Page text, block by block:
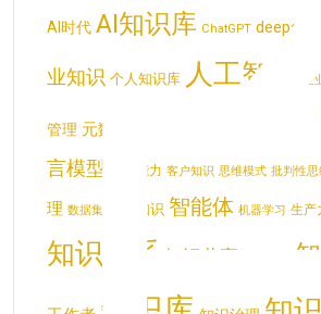
AI时代 AI知识库 ChatGPT deepseek
业知识 个人知识库 人工智能
管理 元数据
言模型
学习能力 客户知识 思维模式 批判性思
理 数据集 显性知识 智能体 机器学习 生产
知识体系 知识共享